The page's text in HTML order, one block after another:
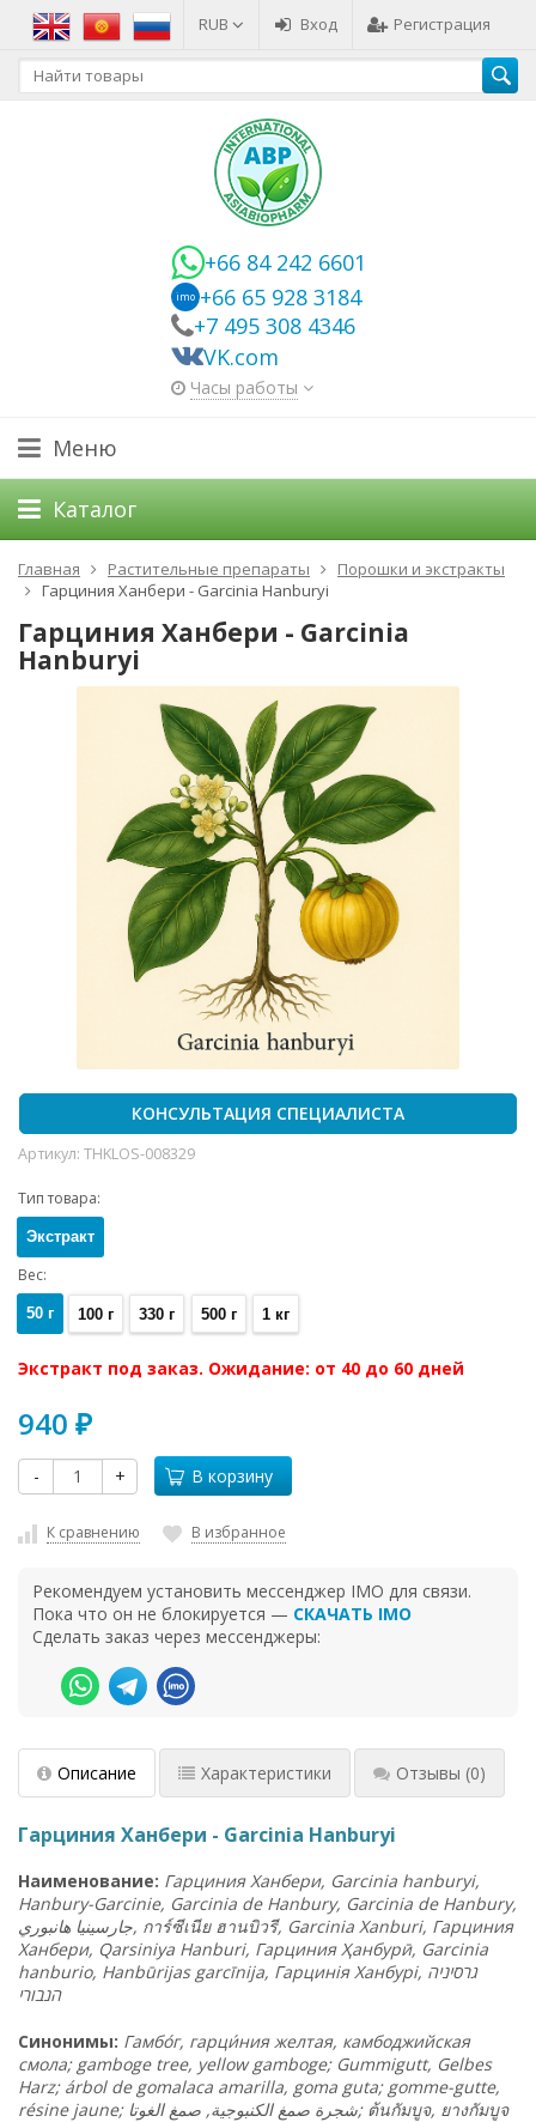
RUB Вход Регистрация
+66 84 242 6601
imo +66 65 928 3184
+7 495 308 4346
VK.com
Часы работы
Меню
Каталог
Главная Растительные препараты
Порошки и экстракты
Гарциния Ханбери - Garcinia Hanburyi
Гарциния Ханбери - Garcinia
Hanburyi
КОНСУЛЬТАЦИЯ СПЕЦИАЛИСТА
Артикул: THKLOS-008329
Тип товара:
Экстракт
Вес:
50 г 100 г 330 г 500 г 1 кг
Экстракт под заказ. Ожидание: от 40 до 60 дней
940 ₽
- + В корзину
К сравнению В избранное
Рекомендуем установить мессенджер IMO для связи.
Пока что он не блокируется — СКАЧАТЬ IMO
Сделать заказ через мессенджеры:
Описание Характеристики Отзывы (0)
Гарциния Ханбери - Garcinia Hanburyi
Наименование: Гарциния Ханбери, Garcinia hanburyi,
Hanbury-Garcinie, Garcinia de Hanbury, Garcinia de Hanbury,
جارسينيا هانبوري , การ์ซีเนีย ฮานบิวรี, Garcinia Xanburi, Гарциния
Ханбери, Qarsiniya Hanburi, Гарциния Ҳанбурӣ, Garcinia
hanburio, Hanbūrijas garcīnija, Гарцинія Ханбурі, גרסיניה
הנבורי
Синонимы: Гамбо́г, гарци́ния желтая, камбоджийская
смола; gamboge tree, yellow gamboge; Gummigutt, Gelbes
Harz; árbol de gomalaca amarilla, goma guta; gomme-gutte,
résine jaune; شجرة صمغ الكنبوجية, صمغ الغوتا; ต้นกัมบูจ, ยางกัมบูจ